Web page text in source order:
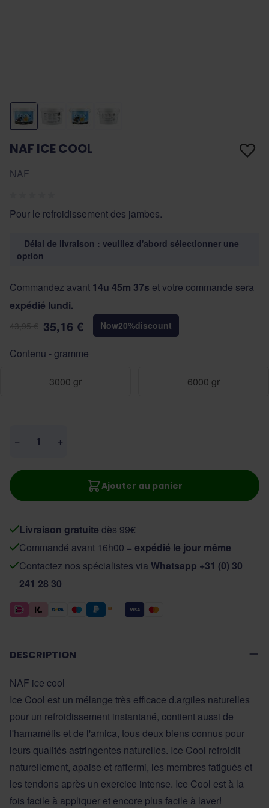
NAF ICE COOL
NAF
Pour le refroidissement des jambes.
Délai de livraison : veuillez d'abord sélectionner une
option
Commandez avant 14u 45m 36s et votre commande sera
expédié lundi.
35,16 € Now20%discount
Contenu - gramme
3000 gr 6000 gr
− +
Ajouter au panier
Livraison gratuite dès 99€
Commandé avant 16h00 = expédié le jour même
Contactez nos spécialistes via Whatsapp +31 (0) 30
241 28 30
DESCRIPTION
NAF ice cool
Ice Cool est un mélange très efficace d.argiles naturelles
pour un refroidissement instantané, contient aussi de
l'hamamélis et de l'arnica, tous deux biens connus pour
leurs qualités astringentes naturelles. Ice Cool refroidit
naturellement, apaise et raffermi, les membres fatigués et
les tendons après un exercice intense. Ice Cool est à la
fois facile à appliquer et encore plus facile à laver!